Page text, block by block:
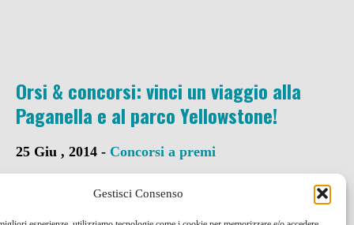
Gestisci Consenso
Orsi & concorsi: vinci un viaggio alla
Paganella e al parco Yellowstone!
25 Giu , 2014 - Concorsi a premi